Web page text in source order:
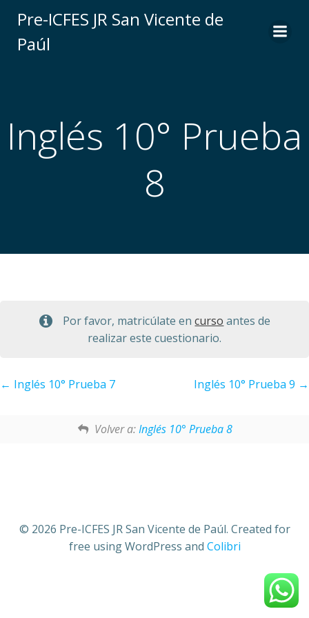
al
Pre-ICFES JR San Vicente de
Paúl
Inglés 10° Prueba
8
Por favor, matricúlate encurso antes de
realizar este cuestionario.
Inglés 10° Prueba 7 Inglés 10° Prueba 9
Volver a:Inglés 10° Prueba 8
© 2026 Pre-ICFES JR San Vicente de Paúl. Created for
free using WordPress and Colibri